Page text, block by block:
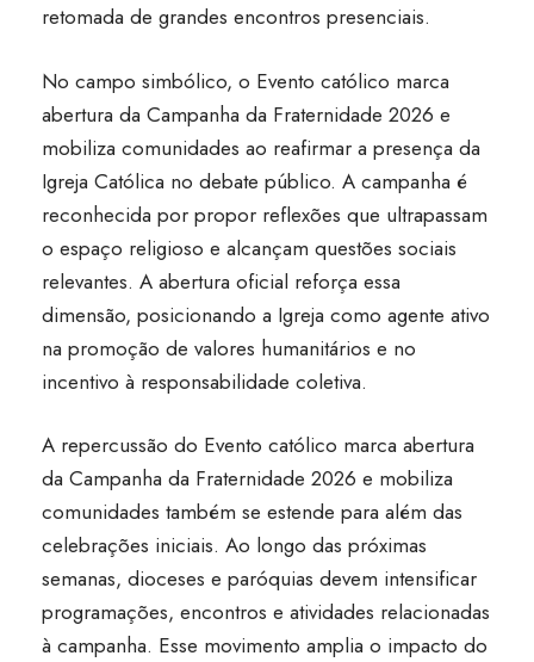
retomada de grandes encontros presenciais.
No campo simbólico, o Evento católico marca
abertura da Campanha da Fraternidade 2026 e
mobiliza comunidades ao reafirmar a presença da
Igreja Católica no debate público. A campanha é
reconhecida por propor reflexões que ultrapassam
o espaço religioso e alcançam questões sociais
relevantes. A abertura oficial reforça essa
dimensão, posicionando a Igreja como agente ativo
na promoção de valores humanitários e no
incentivo à responsabilidade coletiva.
A repercussão do Evento católico marca abertura
da Campanha da Fraternidade 2026 e mobiliza
comunidades também se estende para além das
celebrações iniciais. Ao longo das próximas
semanas, dioceses e paróquias devem intensificar
programações, encontros e atividades relacionadas
à campanha. Esse movimento amplia o impacto do